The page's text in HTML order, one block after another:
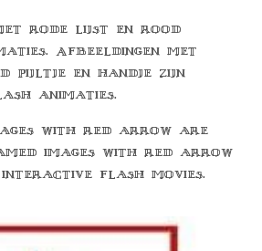
rode lijst en rood
Afbeeldingen met
pijltje en handje zijn
animaties.
with red arrow are
images with red arrow
flash movies.